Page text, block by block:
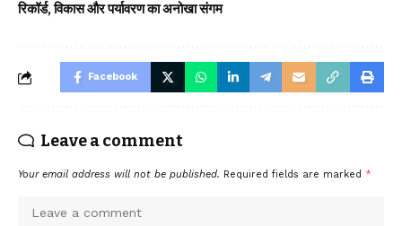
रिकॉर्ड, विकास और पर्यावरण का अनोखा संगम
Facebook
Leave a comment
Your email address will not be published. Required fields are marked *